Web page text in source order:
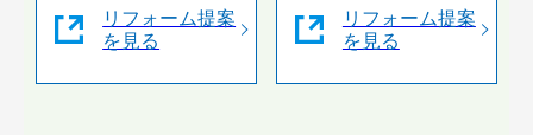
リフォーム提案
を見る
リフォーム提案
を見る